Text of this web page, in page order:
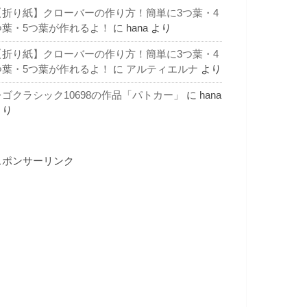
折り紙】クローバーの作り方！簡単に3つ葉・4
・5つ葉が作れるよ！
に hanaより
折り紙】クローバーの作り方！簡単に3つ葉・4
・5つ葉が作れるよ！
に アルティエルナ より
クラシック10698の作品「パトカー」 に hana
ポンサーリンク